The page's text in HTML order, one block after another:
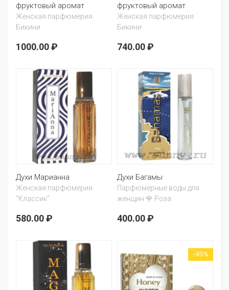
фруктовый аромат
Женская парфюмерия
Бикини
1000.00 ₽
фруктовый аромат
Женская парфюмерия
Бикини
740.00 ₽
Духи Марианна
Женская парфюмерия
"Классик"
580.00 ₽
Духи Багамы
Парфюмерные воды для
женщин 🌹 Роза
400.00 ₽
--85%